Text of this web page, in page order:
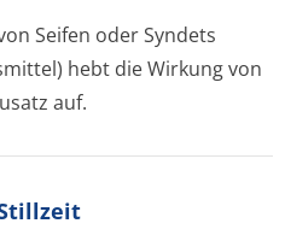
Seifen oder Syndets
hebt die Wirkung von
auf.